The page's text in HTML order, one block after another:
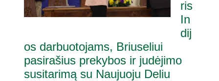
ris
In
dij
os darbuotojams, Briuseliui
pasirašius prekybos ir judėjimo
susitarimą su Naujuoju Deliu